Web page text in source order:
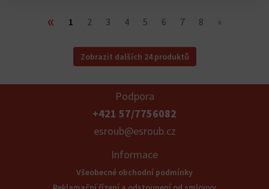
« 1 2 3 4 5 6 7 8 »
Zobrazit dalších 24 produktů
Podpora
+421 57/7756082
esroub@esroub.cz
Informace
Všeobecné obchodní podmínky